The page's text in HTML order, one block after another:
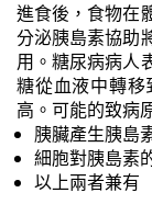
進食後，食物在
分泌胰島素協助
用。糖尿病病人
糖從血液中轉
高。可能的致病
胰臟產生胰島
細胞對胰島素
以上兩者兼有